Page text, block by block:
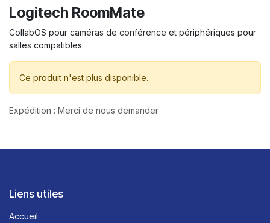
Logitech RoomMate
CollabOS pour caméras de conférence et périphériques pour
salles compatibles
Ce produit n'est plus disponible.
Expédition : Merci de nous demander
Liens utiles
Accueil